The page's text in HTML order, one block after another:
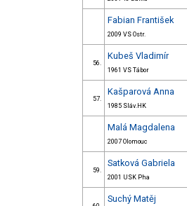
Fabian František
2009 VS Ostr.
56.
Kubeš Vladimír
1961 VS Tábor
57.
Kašparová Anna
1985 Sláv.HK
Malá Magdalena
2007 Olomouc
59.
Satková Gabriela
2001 USK Pha
Suchý Matěj